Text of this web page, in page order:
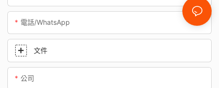
電話/WhatsApp
文件
公司